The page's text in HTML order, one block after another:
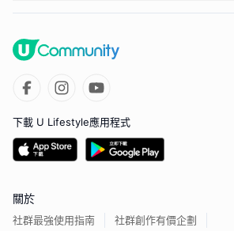
下載 U Lifestyle應用程式
關於
社群最強使用指南
社群創作有價企劃